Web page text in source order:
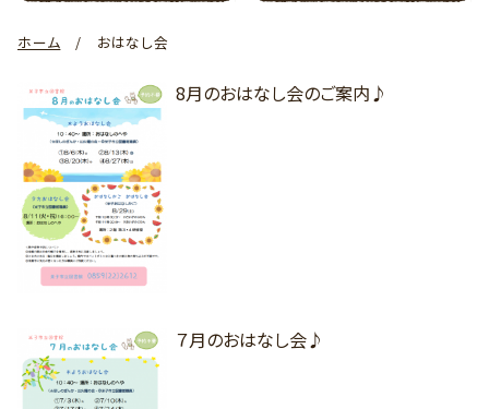
ホーム おはなし会
8月のおはなし会のご案内♪
７月のおはなし会♪